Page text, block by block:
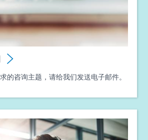
的咨询主题，请给我们发送电子邮件。